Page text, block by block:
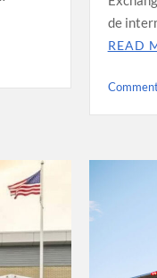
de
READ